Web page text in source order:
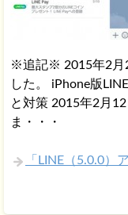
※追記※ 2015年2月
した。 iPhone版
と対策 2015年2月
ま・・・
「LINE（5.0.0）